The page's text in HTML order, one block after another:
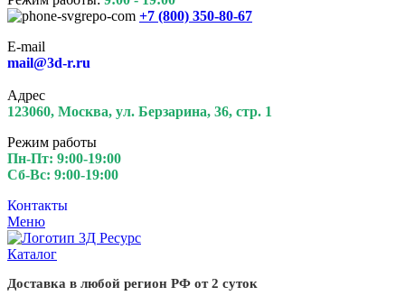
+7 (800) 350-80-67
E-mail
mail@3d-r.ru
Адрес
123060, Москва, ул. Берзарина, 36, стр. 1
Режим работы
Пн-Пт: 9:00-19:00
Сб-Вс: 9:00-19:00
Контакты
Меню
Каталог
Доставка в любой регион РФ от 2 суток